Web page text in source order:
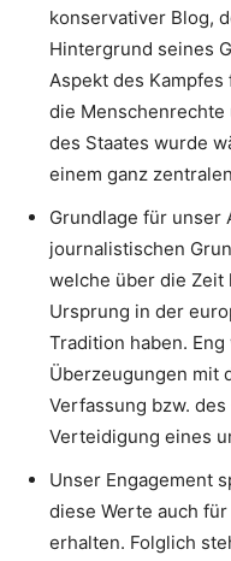
konservativer Blog,
Hintergrund seines
Aspekt des
die
des Staates wurde
einem ganz
Grundlage für unser
journalistischen
welche über die
Ursprung in der
Tradition haben.
Überzeugungen mit
Verfassung bzw.
Verteidigung eines
Unser Engagement
diese Werte auch
erhalten. Folglich